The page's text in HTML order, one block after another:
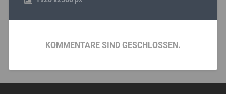
KOMMENTARE SIND GESCHLOSSEN.